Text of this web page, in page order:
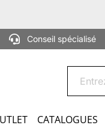
Conseil spécialisé
CATALOGUES